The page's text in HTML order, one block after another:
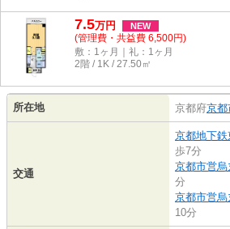
7.5万円 NEW
(管理費・共益費 6,500円)
敷：1ヶ月｜礼：1ヶ月
2階 / 1K / 27.50㎡
所在地 京都府京都
交通
京都地下鉄
歩7分
京都市営烏
分
京都市営烏
10分